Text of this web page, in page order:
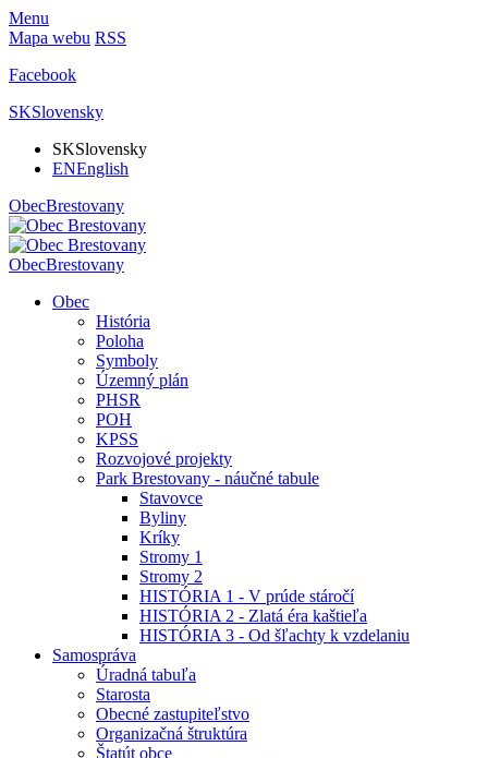
Menu
Mapa webu RSS
Facebook
SKSlovensky
SKSlovensky
ENEnglish
ObecBrestovany
ObecBrestovany
Obec
História
Poloha
Symboly
Územný plán
PHSR
POH
KPSS
Rozvojové projekty
Park Brestovany - náučné tabule
Stavovce
Byliny
Kríky
Stromy 1
Stromy 2
HISTÓRIA 1 - V prúde stáročí
HISTÓRIA 2 - Zlatá éra kaštieľa
HISTÓRIA 3 - Od šľachty k vzdelaniu
Samospráva
Úradná tabuľa
Starosta
Obecné zastupiteľstvo
Organizačná štruktúra
Štatút obce